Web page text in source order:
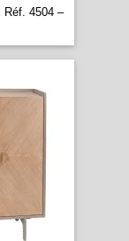
Réf. 4504 –